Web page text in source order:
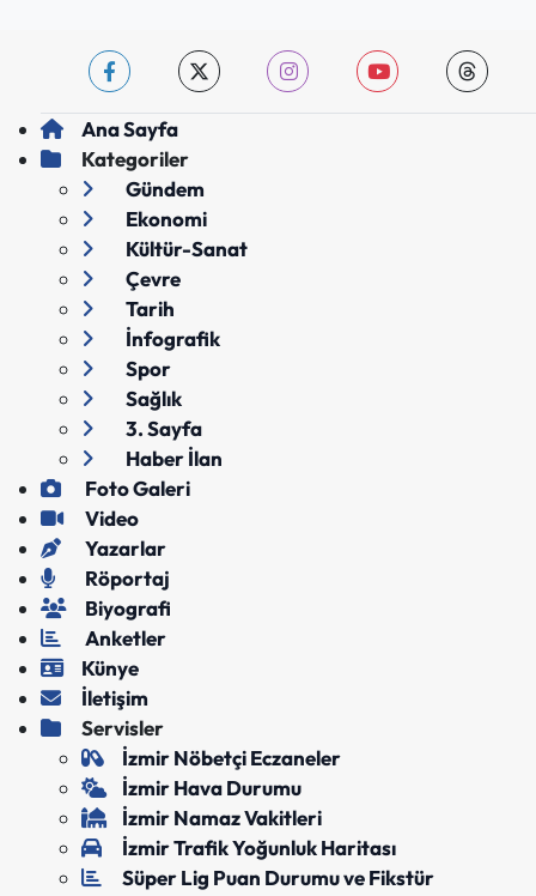
Ana Sayfa
Kategoriler
Gündem
Ekonomi
Kültür-Sanat
Çevre
Tarih
İnfografik
Spor
Sağlık
3. Sayfa
Haber İlan
Foto Galeri
Video
Yazarlar
Röportaj
Biyografi
Anketler
Künye
İletişim
Servisler
İzmir Nöbetçi Eczaneler
İzmir Hava Durumu
İzmir Namaz Vakitleri
İzmir Trafik Yoğunluk Haritası
Süper Lig Puan Durumu ve Fikstür